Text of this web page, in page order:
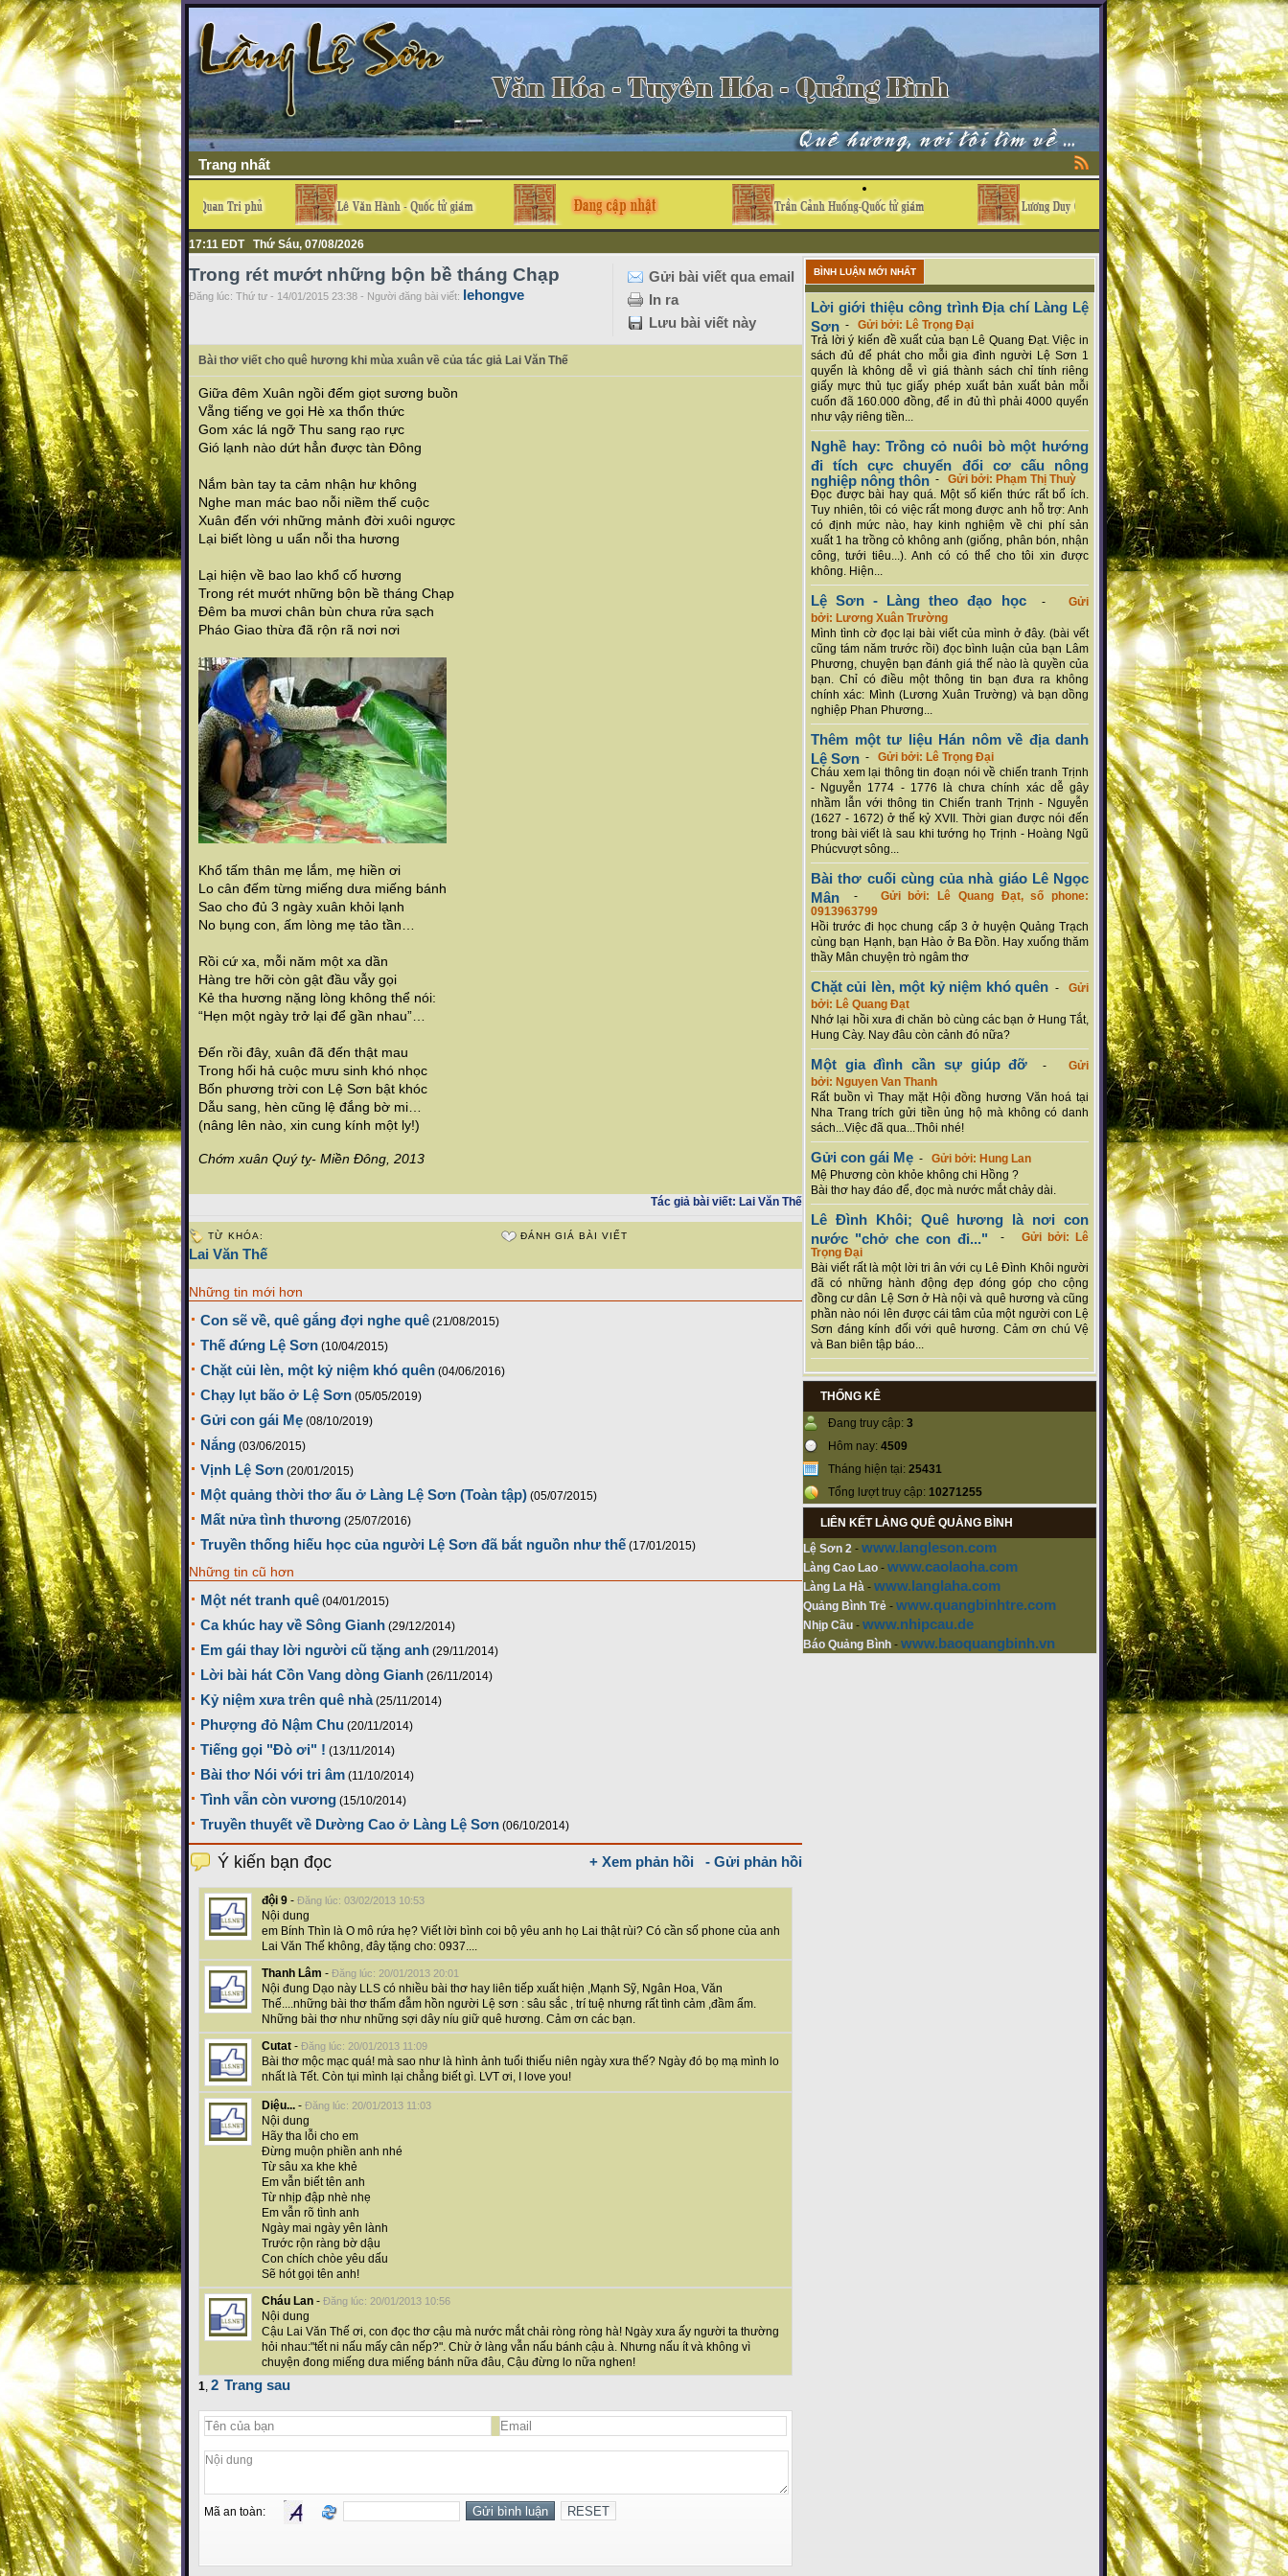
Trang nhất
17:11 EDT Thứ Sáu, 07/08/2026
Gửi bài viết qua email
In ra
Lưu bài viết này
Trong rét mướt những bộn bề tháng Chạp
Đăng lúc: Thứ tư - 14/01/2015 23:38 - Người đăng bài viết: lehongve
Bài thơ viết cho quê hương khi mùa xuân về của tác giả Lai Văn Thế
Giữa đêm Xuân ngồi đếm giọt sương buồn
Vẵng tiếng ve gọi Hè xa thổn thức
Gom xác lá ngỡ Thu sang rạo rực
Gió lạnh nào dứt hẳn được tàn Đông
Nắm bàn tay ta cảm nhận hư không
Nghe man mác bao nỗi niềm thế cuộc
Xuân đến với những mảnh đời xuôi ngược
Lại biết lòng u uẩn nỗi tha hương
Lại hiện về bao lao khổ cố hương
Trong rét mướt những bộn bề tháng Chạp
Đêm ba mươi chân bùn chưa rửa sạch
Pháo Giao thừa đã rộn rã nơi nơi
Khổ tấm thân mẹ lắm, mẹ hiền ơi
Lo cân đếm từng miếng dưa miếng bánh
Sao cho đủ 3 ngày xuân khỏi lạnh
No bụng con, ấm lòng mẹ tảo tần…
Rồi cứ xa, mỗi năm một xa dần
Hàng tre hỡi còn gật đầu vẫy gọi
Kẻ tha hương nặng lòng không thể nói:
“Hẹn một ngày trở lại để gần nhau”…
Đến rồi đây, xuân đã đến thật mau
Trong hối hả cuộc mưu sinh khó nhọc
Bốn phương trời con Lệ Sơn bật khóc
Dẫu sang, hèn cũng lệ đắng bờ mi…
(nâng lên nào, xin cung kính một ly!)
Chớm xuân Quý tỵ- Miền Đông, 2013
Tác giả bài viết: Lai Văn Thế
TỪ KHÓA:
Lai Văn Thế
ĐÁNH GIÁ BÀI VIẾT
Những tin mới hơn
Con sẽ về, quê gắng đợi nghe quê (21/08/2015)
Thế đứng Lệ Sơn (10/04/2015)
Chặt củi lèn, một kỷ niệm khó quên (04/06/2016)
Chạy lụt bão ở Lệ Sơn (05/05/2019)
Gửi con gái Mẹ (08/10/2019)
Nắng (03/06/2015)
Vịnh Lệ Sơn (20/01/2015)
Một quảng thời thơ ấu ở Làng Lệ Sơn (Toàn tập) (05/07/2015)
Mất nửa tình thương (25/07/2016)
Truyền thống hiếu học của người Lệ Sơn đã bắt nguồn như thế (17/01/2015)
Những tin cũ hơn
Một nét tranh quê (04/01/2015)
Ca khúc hay về Sông Gianh (29/12/2014)
Em gái thay lời người cũ tặng anh (29/11/2014)
Lời bài hát Cồn Vang dòng Gianh (26/11/2014)
Kỷ niệm xưa trên quê nhà (25/11/2014)
Phượng đỏ Nậm Chu (20/11/2014)
Tiếng gọi "Đò ơi" ! (13/11/2014)
Bài thơ Nói với tri âm (11/10/2014)
Tình vẫn còn vương (15/10/2014)
Truyền thuyết về Dường Cao ở Làng Lệ Sơn (06/10/2014)
+ Xem phản hồi - Gửi phản hồi
Ý kiến bạn đọc
đội 9 - Đăng lúc: 03/02/2013 10:53
Nội dung
em Bính Thìn là O mô rứa hẹ? Viết lời bình coi bộ yêu anh họ Lai thật rùi? Có cần số phone của anh
Lai Văn Thế không, đây tặng cho: 0937....
Thanh Lâm - Đăng lúc: 20/01/2013 20:01
Nội đung Dạo này LLS có nhiều bài thơ hay liên tiếp xuất hiện ,Mạnh Sỹ, Ngân Hoa, Văn
Thế....những bài thơ thấm đẫm hồn người Lệ sơn : sâu sắc , trí tuệ nhưng rất tình cảm ,đầm ấm.
Những bài thơ như những sợi dây níu giữ quê hương. Cảm ơn các bạn.
Cutat - Đăng lúc: 20/01/2013 11:09
Bài thơ mộc mạc quá! mà sao như là hình ảnh tuổi thiếu niên ngày xưa thế? Ngày đó bọ mạ mình lo
nhất là Tết. Còn tụi mình lại chẳng biết gì. LVT ơi, I love you!
Diệu... - Đăng lúc: 20/01/2013 11:03
Nội dung
Hãy tha lỗi cho em
Đừng muộn phiền anh nhé
Từ sâu xa khe khẻ
Em vẫn biết tên anh
Từ nhịp đập nhè nhẹ
Em vẫn rõ tình anh
Ngày mai ngày yên lành
Trước rộn ràng bờ dậu
Con chích chòe yêu dấu
Sẽ hót gọi tên anh!
Cháu Lan - Đăng lúc: 20/01/2013 10:56
Nội dung
Cậu Lai Văn Thế ơi, con đọc thơ cậu mà nước mắt chải ròng ròng hà! Ngày xưa ấy người ta thường
hỏi nhau:"tết ni nấu mấy cân nếp?". Chừ ở làng vẫn nấu bánh cậu à. Nhưng nấu ít và không vì
chuyện đong miếng dưa miếng bánh nữa đâu, Cậu đừng lo nữa nghen!
1, 2 Trang sau
Mã an toàn:
BÌNH LUẬN MỚI NHẤT
Lời giới thiệu công trình Địa chí Làng Lệ
Sơn - Gửi bởi: Lê Trọng Đại
Trả lời ý kiến đề xuất của bạn Lê Quang Đạt. Việc in
sách đủ để phát cho mỗi gia đình người Lệ Sơn 1
quyển là không dễ vì giá thành sách chỉ tính riêng
giấy mực thủ tục giấy phép xuất bản xuất bản mỗi
cuốn đã 160.000 đồng, để in đủ thì phải 4000 quyển
như vậy riêng tiền...
Nghề hay: Trồng cỏ nuôi bò một hướng
đi tích cực chuyển đổi cơ cấu nông
nghiệp nông thôn - Gửi bởi: Phạm Thị Thuỳ
Đọc được bài hay quá. Một số kiến thức rất bổ ích.
Tuy nhiên, tôi có việc rất mong được anh hỗ trợ: Anh
có định mức nào, hay kinh nghiệm về chi phí sản
xuất 1 ha trồng cỏ không anh (giống, phân bón, nhận
công, tưới tiêu...). Anh có có thể cho tôi xin được
không. Hiện...
Lệ Sơn - Làng theo đạo học-Gửi
bởi: Lương Xuân Trường
Mình tình cờ đọc lại bài viết của mình ở đây. (bài vết
cũng tám năm trước rồi) đọc bình luận của bạn Lâm
Phương, chuyện bạn đánh giá thế nào là quyền của
bạn. Chỉ có điều một thông tin bạn đưa ra không
chính xác: Mình (Lương Xuân Trường) và bạn dồng
nghiệp Phan Phương...
Thêm một tư liệu Hán nôm về địa danh
Lệ Sơn - Gửi bởi: Lê Trọng Đại
Cháu xem lại thông tin đoạn nói về chiến tranh Trịnh
- Nguyễn 1774 - 1776 là chưa chính xác dễ gây
nhầm lẫn với thông tin Chiến tranh Trịnh - Nguyễn
(1627 - 1672) ở thế kỷ XVII. Thời gian được nói đến
trong bài viết là sau khi tướng họ Trịnh - Hoàng Ngũ
Phúcvượt sông...
Bài thơ cuối cùng của nhà giáo Lê Ngọc
Mân - Gửi bởi: Lê Quang Đạt, số phone:
0913963799
Hồi trước đi học chung cấp 3 ở huyện Quảng Trạch
cùng bạn Hạnh, bạn Hào ở Ba Đồn. Hay xuống thăm
thầy Mân chuyện trò ngâm thơ
Chặt củi lèn, một kỷ niệm khó quên-Gửi
bởi: Lê Quang Đạt
Nhớ lại hồi xưa đi chăn bò cùng các bạn ở Hung Tắt,
Hung Cày. Nay đâu còn cảnh đó nữa?
Một gia đình cần sự giúp đỡ -Gửi
bởi: Nguyen Van Thanh
Rất buồn vì Thay mặt Hội đồng hương Văn hoá tại
Nha Trang trích gửi tiền ủng hộ mà không có danh
sách...Việc đã qua...Thôi nhé!
Gửi con gái Mẹ - Gửi bởi: Hung Lan
Mệ Phương còn khỏe không chi Hồng ?
Bài thơ hay đáo để, đọc mà nước mắt chảy dài.
Lê Đình Khôi; Quê hương là nơi con
nước "chở che con đi..." - Gửi bởi: Lê
Trọng Đại
Bài viết rất là một lời tri ân với cụ Lê Đình Khôi người
đã có những hành động đẹp đóng góp cho cộng
đồng cư dân Lệ Sơn ở Hà nội và quê hương và cũng
phần nào nói lên được cái tâm của một người con Lệ
Sơn đáng kính đối với quê hương. Cảm ơn chú Vệ
và Ban biên tập báo...
THỐNG KÊ
Đang truy cập: 3
Hôm nay: 4509
Tháng hiện tại: 25431
Tổng lượt truy cập: 10271255
LIÊN KẾT LÀNG QUÊ QUẢNG BÌNH
Lệ Sơn 2 - www.langleson.com
Làng Cao Lao - www.caolaoha.com
Làng La Hà - www.langlaha.com
Quảng Bình Trẻ - www.quangbinhtre.com
Nhịp Cầu - www.nhipcau.de
Báo Quảng Bình - www.baoquangbinh.vn